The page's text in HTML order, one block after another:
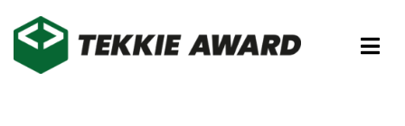
Inhalt
springen